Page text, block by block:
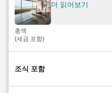
더 읽어보기
총액
(세금 포함)
조식 포함